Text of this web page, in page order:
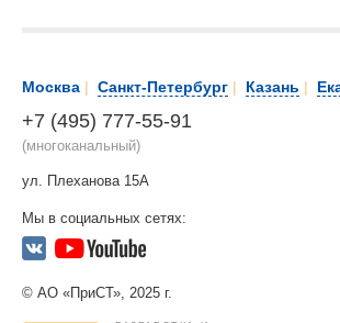
Москва | Санкт-Петербург | Казань |
+7 (495) 777-55-91
(многоканальный)
ул. Плеханова 15А
Мы в социальных сетях:
© АО «ПриСТ», 2025 г.